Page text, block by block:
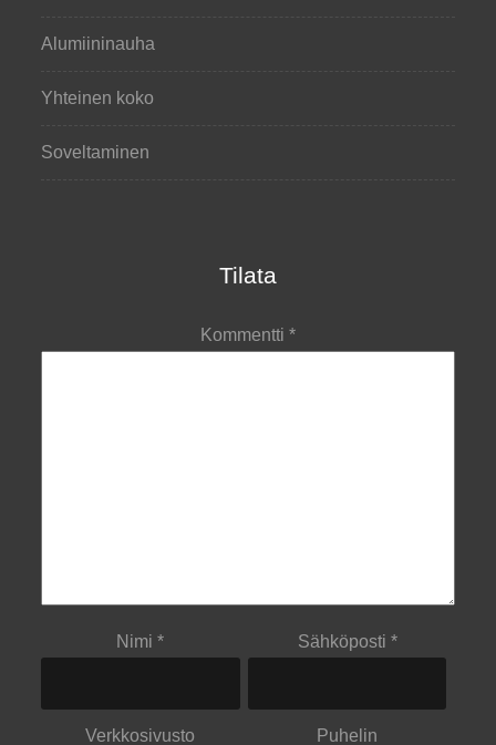
Alumiininauha
Yhteinen koko
Soveltaminen
Tilata
Kommentti *
Nimi* Sähköposti *
Verkkosivusto Puhelin